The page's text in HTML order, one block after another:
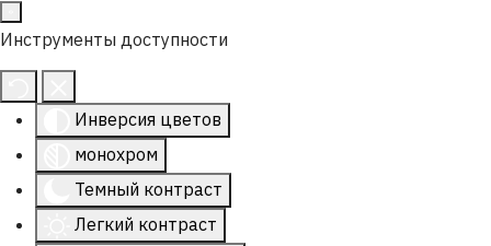
Инструменты доступности
Инверсия цветов
монохром
Темный контраст
Легкий контраст